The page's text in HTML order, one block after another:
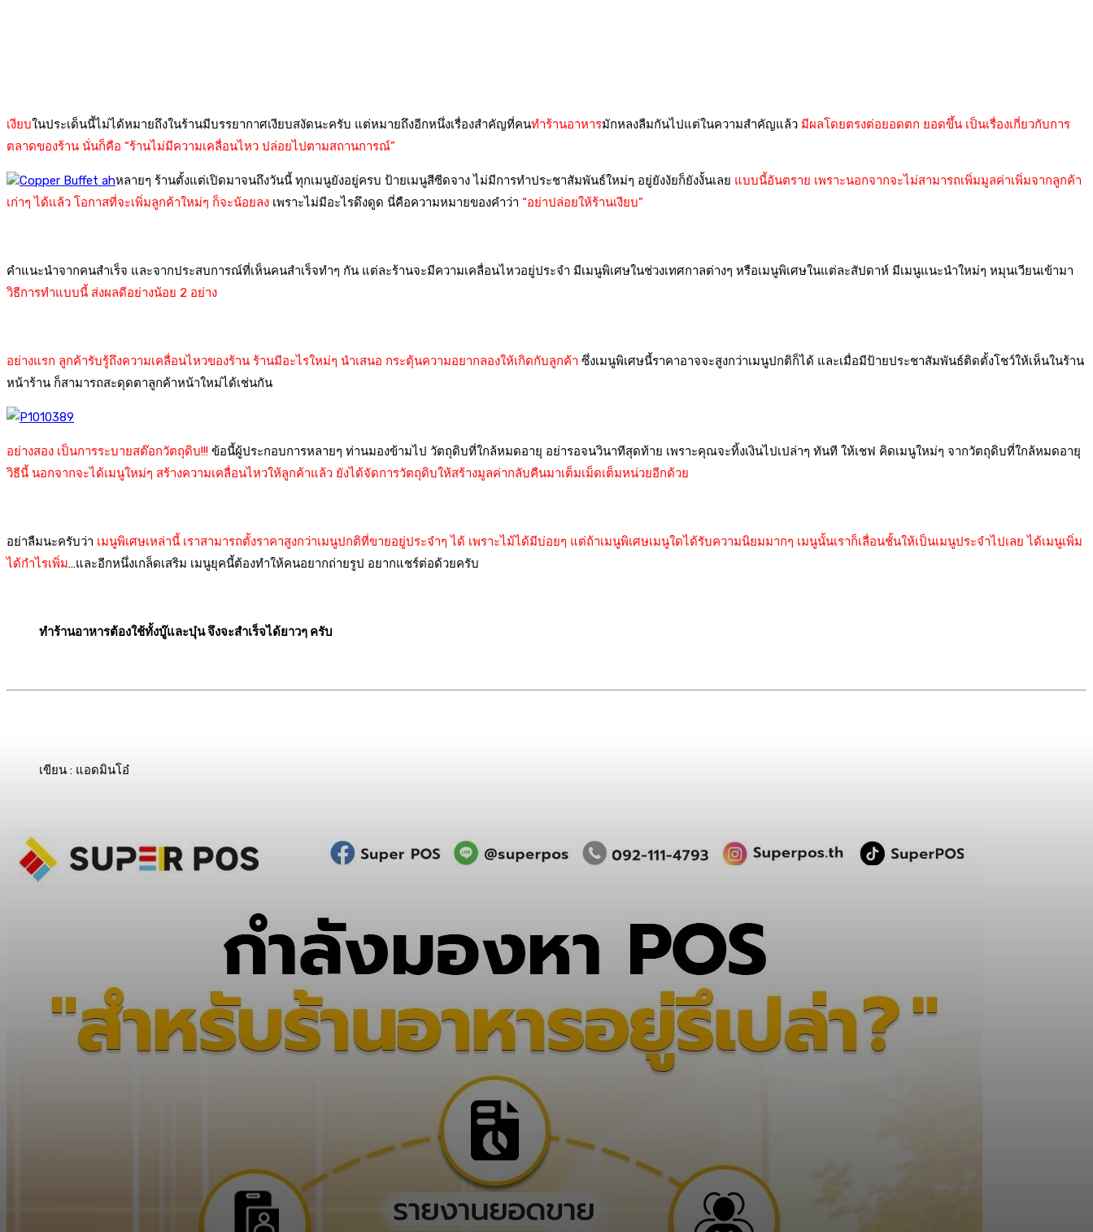
เงียบในประเด็นนี้ไม่ได้หมายถึงในร้านมีบรรยากาศเงียบสงัดนะครับ แต่หมายถึงอีกหนึ่งเรื่องสำคัญที่คนทำร้านอาหารมักหลงลืมกันไปแต่ในความสำคัญแล้ว มีผลโดยตรงต่อยอดตก ยอดขึ้น เป็นเรื่องเกี่ยวกับการ
ตลาดของร้าน นั่นก็คือ “ร้านไม่มีความเคลื่อนไหว ปล่อยไปตามสถานการณ์”
หลายๆ ร้านตั้งแต่เปิดมาจนถึงวันนี้ ทุกเมนูยังอยู่ครบ ป้ายเมนูสีซีดจาง ไม่มีการทำประชาสัมพันธ์ใหม่ๆ อยู่ยังงัยก็ยังงั้นเลย แบบนี้อันตราย เพราะนอกจากจะไม่สามารถเพิ่มมูลค่าเพิ่มจากลูกค้า
เก่าๆ ได้แล้ว โอกาสที่จะเพิ่มลูกค้าใหม่ๆ ก็จะน้อยลง เพราะไม่มีอะไรดึงดูด นี่คือความหมายของคำว่า “อย่าปล่อยให้ร้านเงียบ”
คำแนะนำจากคนสำเร็จ และจากประสบการณ์ที่เห็นคนสำเร็จทำๆ กัน แต่ละร้านจะมีความเคลื่อนไหวอยู่ประจำ มีเมนูพิเศษในช่วงเทศกาลต่างๆ หรือเมนูพิเศษในแต่ละสัปดาห์ มีเมนูแนะนำใหม่ๆ หมุนเวียนเข้ามา
วิธีการทำแบบนี้ ส่งผลดีอย่างน้อย 2 อย่าง
อย่างแรก ลูกค้ารับรู้ถึงความเคลื่อนไหวของร้าน ร้านมีอะไรใหม่ๆ นำเสนอ กระตุ้นความอยากลองให้เกิดกับลูกค้า ซึ่งเมนูพิเศษนี้ราคาอาจจะสูงกว่าเมนูปกติก็ได้ และเมื่อมีป้ายประชาสัมพันธ์ติดตั้งโชว์ให้เห็นในร้าน
หน้าร้าน ก็สามารถสะดุดตาลูกค้าหน้าใหม่ได้เช่นกัน
อย่างสอง เป็นการระบายสต๊อกวัตถุดิบ!!! ข้อนี้ผู้ประกอบการหลายๆ ท่านมองข้ามไป วัตถุดิบที่ใกล้หมดอายุ อย่ารอจนวินาทีสุดท้าย เพราะคุณจะทิ้งเงินไปเปล่าๆ ทันที ให้เชฟ คิดเมนูใหม่ๆ จากวัตถุดิบที่ใกล้หมดอายุ
วิธีนี้ นอกจากจะได้เมนูใหม่ๆ สร้างความเคลื่อนไหวให้ลูกค้าแล้ว ยังได้จัดการวัตถุดิบให้สร้างมูลค่ากลับคืนมาเต็มเม็ดเต็มหน่วยอีกด้วย
อย่าลืมนะครับว่า เมนูพิเศษเหล่านี้ เราสามารถตั้งราคาสูงกว่าเมนูปกติที่ขายอยู่ประจำๆ ได้ เพราะไม้ได้มีบ่อยๆ แต่ถ้าเมนูพิเศษเมนูใดได้รับความนิยมมากๆ เมนูนั้นเราก็เลื่อนชั้นให้เป็นเมนูประจำไปเลย ได้เมนูเพิ่ม
ได้กำไรเพิ่ม…และอีกหนึ่งเกล็ดเสริม เมนูยุคนี้ต้องทำให้คนอยากถ่ายรูป อยากแชร์ต่อด้วยครับ
ทำร้านอาหารต้องใช้ทั้งบู๊และบุ๋น จึงจะสำเร็จได้ยาวๆ ครับ
เขียน : แอดมินโอ๋